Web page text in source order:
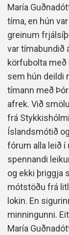
María
tíma, en hún
greinum
var tímabundið
körfubolta með
sem hún deildi
tímann með
afrek. Við
frá
Íslandsmótið
fórum alla leið í
spennandi
og ekki þriggja
mótstöðu frá
lokin. En
minningunni.
María